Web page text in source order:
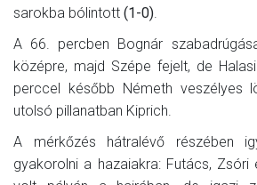
sarokba bólintott (1-0).
A 66. percben Bognár
középre, majd Szépe fejelt, de
perccel később Németh veszélyes
utolsó pillanatban Kiprich.
A mérkőzés hátralévő részében
gyakorolni a hazaiakra: Futács,